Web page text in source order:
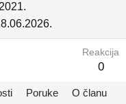
Reakcija
0
Poruke O članu